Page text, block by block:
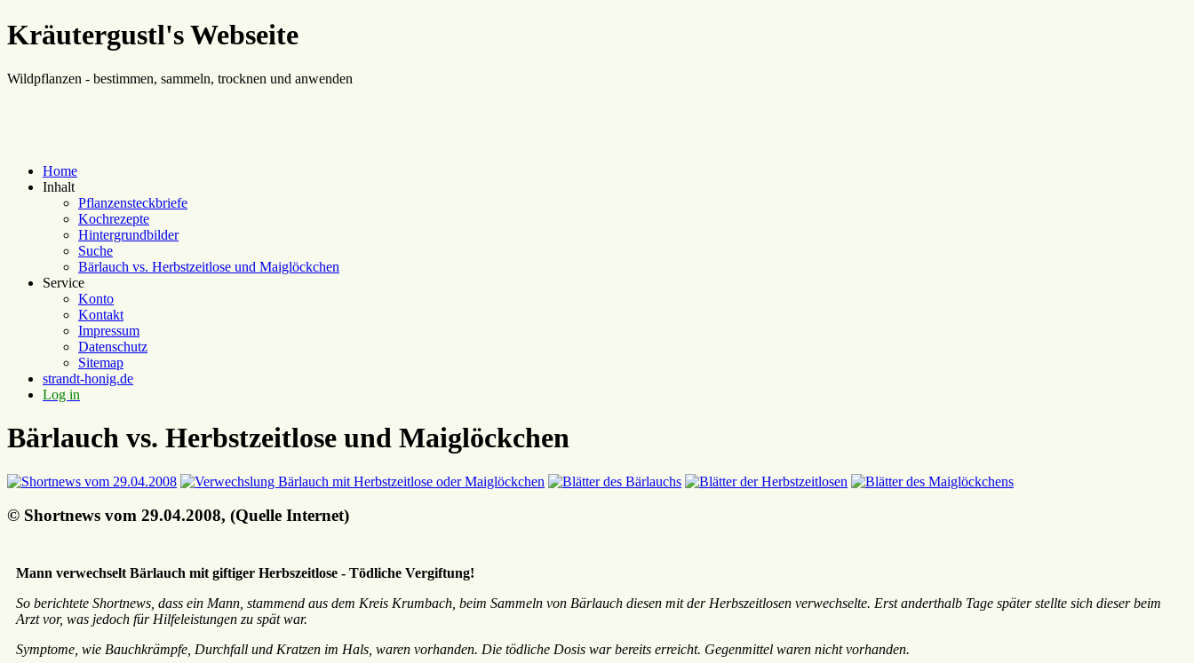
Kräutergustl's Webseite
Wildpflanzen - bestimmen, sammeln, trocknen und anwenden
Home
Inhalt
Pflanzensteckbriefe
Kochrezepte
Hintergrundbilder
Suche
Bärlauch vs. Herbstzeitlose und Maiglöckchen
Service
Konto
Kontakt
Impressum
Datenschutz
Sitemap
strandt-honig.de
Log in
Bärlauch vs. Herbstzeitlose und Maiglöckchen
© Shortnews vom 29.04.2008, (Quelle Internet)
Mann verwechselt Bärlauch mit giftiger Herbszeitlose - Tödliche Vergiftung!
So berichtete Shortnews, dass ein Mann, stammend aus dem Kreis Krumbach, beim Sammeln von Bärlauch diesen mit der Herbszeitlosen verwechselte. Erst anderthalb Tage später stellte sich dieser beim
Arzt vor, was jedoch für Hilfeleistungen zu spät war.
Symptome, wie Bauchkrämpfe, Durchfall und Kratzen im Hals, waren vorhanden. Die tödliche Dosis war bereits erreicht. Gegenmittel waren nicht vorhanden.